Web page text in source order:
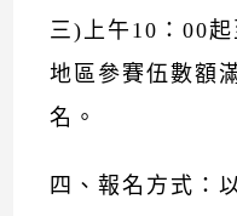
三)上午10：00
地區參賽伍數額
名。
四、報名方式：